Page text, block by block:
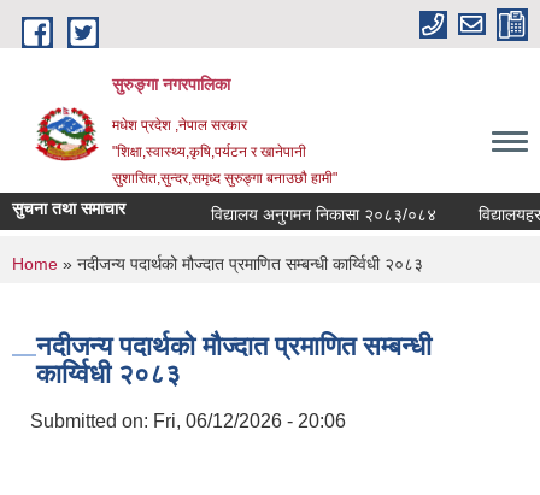
Skip to main content
सुरुङ्‍गा नगरपालिका
मधेश प्रदेश ,नेपाल सरकार
"शिक्षा,स्वास्थ्य,कृषि,पर्यटन र खानेपानी
सुशासित,सुन्दर,समृध्द सुरुङ्गा बनाउछौ हामी"
सुचना तथा समाचार विद्यालय अनुगमन निकासा २०८३/०८४
You are here
Home » नदीजन्य पदार्थको मौज्दात प्रमाणित सम्बन्धी कार्य्विधी २०८३
नदीजन्य पदार्थको मौज्दात प्रमाणित सम्बन्धी
कार्य्विधी २०८३
Submitted on: Fri, 06/12/2026 - 20:06